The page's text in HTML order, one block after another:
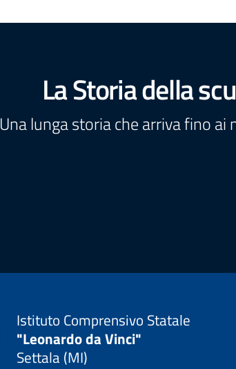
La Storia della
Una lunga storia che arriva fino ai
Istituto Comprensivo Statale
"Leonardo da Vinci"
Settala (MI)